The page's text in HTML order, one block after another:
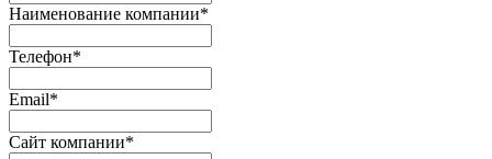
Наименование компании*
Телефон*
Email*
Сайт компании*